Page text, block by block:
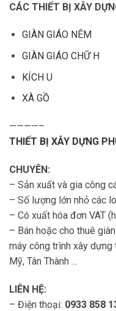
CÁC THIẾT BỊ XÂY
GIÀN GIÁO NÊM
GIÀN GIÁO CHỮ H
KÍCH U
XÀ GỒ
————–
THIẾT BỊ XÂY DỰNG
CHUYÊN:
– Sản xuất và gia công
– Số lượng lớn nhỏ các
– Có xuất hóa đơn VAT
– Bán hoặc cho thuê
máy công trình xây dựng
Mỹ, Tân Thành …
LIÊN HỆ:
– Điện thoại: 0933 858